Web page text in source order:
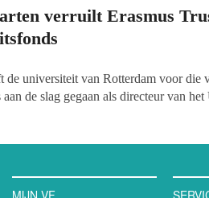
in financiële of emotionele
verruilt Erasmus
de universiteit van Rotterdam voor die
de slag gegaan als directeur van het